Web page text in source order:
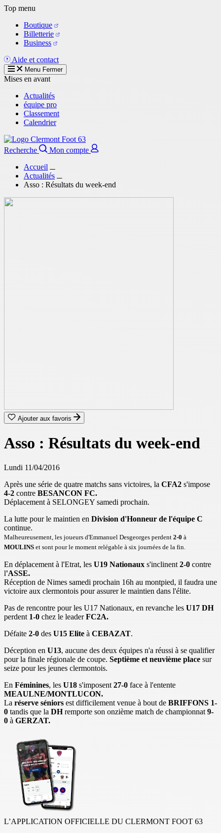
Aller
contenu
principal
Top menu
Boutique
Billetterie
Business
Aide et contact
Menu Fermer
Mises en avant
Actualités
équipe pro
Classement
Calendrier
Recherche
Mon compte
Accueil
Actualités
Asso : Résultats du week-end
Ajouter aux favoris
Asso : Résultats du week-end
Lundi 11/04/2016
Après une série de quatre matchs sans victoires, la CFA2 s'impose
4-2 contre BESANCON FC.
Déplacement à SELONGEY samedi prochain.
La lutte pour le maintien en Division d'Honneur de l'équipe C
continue.
Malheureusement, les joueurs d'Emmanuel Desgeorges perdent 2-0 à
MOULINS et sont pour le moment relégable à six journées de la fin.
En déplacement à l'Etrat, les U19 Nationaux s'inclinent 2-0 contre
l'ASSE.
Réception de Nimes samedi prochain 16h au montpied, il faudra une
victoire aux clermontois pour assurer le maintien dans l'élite.
Pas de rencontre pour les U17 Nationaux, en revanche les U17 DH
perdent 1-0 chez le leaderFC2A.
Défaite 2-0 des U15 Elite à CEBAZAT.
Déception en U13, aucune des deux équipes n'a réussi à se qualifier
pour la finale régionale de coupe. Septième et neuvième place sur
seize pour les jeunes clermontois.
En Féminines, les U18 s'imposent 27-0 face à l'entente
MEAULNE/MONTLUCON.
La réserve séniors est difficilement venue à bout de BRIFFONS 1-
0 tandis que la DHremporte son onzième match de championnat 9-
0 à GERZAT.
L’APPLICATION OFFICIELLE DU CLERMONT FOOT 63